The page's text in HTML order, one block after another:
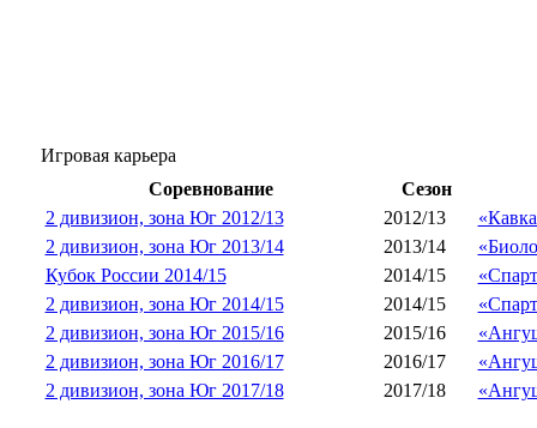
Игровая карьера
Соревнование
Сезон
2 дивизион, зона Юг 2012/13
2012/13
2 дивизион, зона Юг 2013/14
2013/14
Кубок России 2014/15
2014/15
2 дивизион, зона Юг 2014/15
2014/15
2 дивизион, зона Юг 2015/16
2015/16
2 дивизион, зона Юг 2016/17
2016/17
2 дивизион, зона Юг 2017/18
2017/18